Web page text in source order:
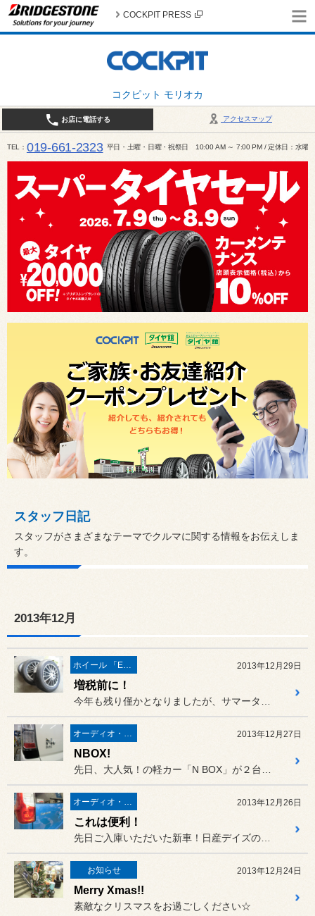
コクピット モリオカ
COCKPIT PRESS
アクセスマップ
お店に電話する
TEL 019-661-2323 平日・土曜・日曜・祝祭日 10:00 AM ～ 7:00 PM / 定休日：水曜
スタッフ日記
スタッフがさまざまなテーマでクルマに関する情報をお伝えしま
す。
2013年12月
ホイール 「ECOFORME」 2013年12月29日
増税前に！
オーディオ・ナビ関連 2013年12月27日
NBOX!
オーディオ・ナビ関連 2013年12月26日
これは便利！
お知らせ 2013年12月24日
Merry Xmas!!
素敵なクリスマスをお過ごしください☆